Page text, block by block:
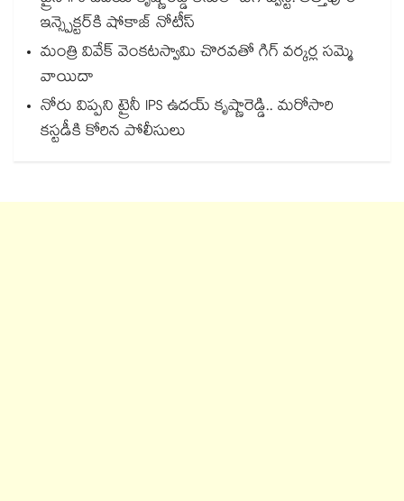
ఇన్స్పెక్టర్‎కి షోకాజ్ నోటీస్
మంత్రి వివేక్ వెంకటస్వామి చొరవతో గిగ్ వర్కర్ల సమ్మె
వాయిదా
నోరు విప్పని ట్రైనీ IPS ఉదయ్ కృష్ణారెడ్డి.. మరోసారి
కస్టడీకి కోరిన పోలీసులు